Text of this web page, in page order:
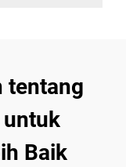
tentang
Baik